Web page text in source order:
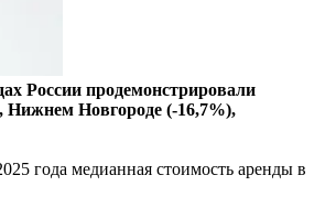
России продемонстрировали
Нижнем Новгороде (-16,7%),
года медианная стоимость аренды в